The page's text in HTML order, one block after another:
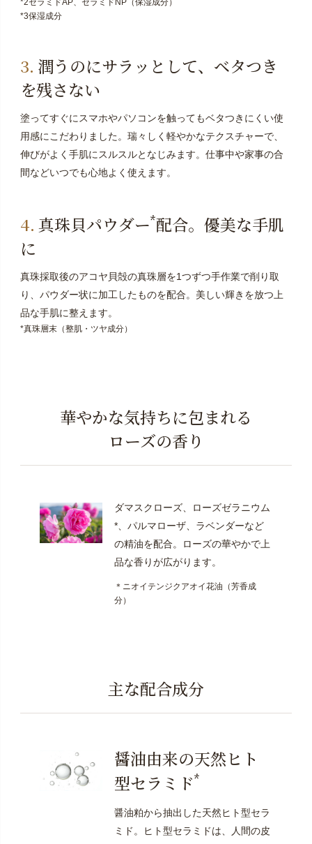
*2セラミドAP、セラミドNP（保湿成分）
*3保湿成分
潤うのにサラッとして、ベタつき
を残さない
塗ってすぐにスマホやパソコンを触ってもベタつきにくい使
用感にこだわりました。瑞々しく軽やかなテクスチャーで、
伸びがよく手肌にスルスルとなじみます。仕事中や家事の合
間などいつでも心地よく使えます。
真珠貝パウダー*配合。優美な手肌
に
真珠採取後のアコヤ貝殻の真珠層を1つずつ手作業で削り取
り、パウダー状に加工したものを配合。美しい輝きを放つ上
品な手肌に整えます。
*真珠層末（整肌・ツヤ成分）
華やかな気持ちに包まれる
ローズの香り
ダマスクローズ、ローズゼラニウム
*、パルマローザ、ラベンダーなど
の精油を配合。ローズの華やかで上
品な香りが広がります。
＊ニオイテンジクアオイ花油（芳香成
分）
主な配合成分
醤油由来の天然ヒト
型セラミド*
醤油粕から抽出した天然ヒト型セラ
ミド。ヒト型セラミドは、人間の皮